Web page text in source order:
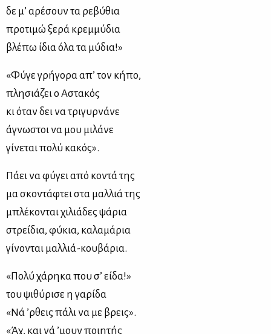
δε μ’ αρέσουν τα ρεβύθια
προτιμώ ξερά κρεμμύδια
βλέπω ίδια όλα τα μύδια!»
«Φύγε γρήγορα απ’ τον κήπο,
πλησιάζει ο Aστακός
κι όταν δει να τριγυρνάνε
άγνωστοι να μου μιλάνε
γίνεται πολύ κακός».
Πάει να φύγει από κοντά της
μα σκοντάφτει στα μαλλιά της
μπλέκονται χιλιάδες ψάρια
στρείδια, φύκια, καλαμάρια
γίνονται μαλλιά-κουβάρια.
«Πολύ χάρηκα που σ’ είδα!»
του ψιθύρισε η γαρίδα
«Νά ’ρθεις πάλι να με βρεις».
«Άχ, και νά ’μουν ποιητής